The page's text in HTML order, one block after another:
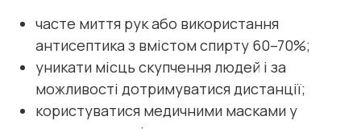
часте миття рук або використання
антисептика з вмістом спирту 60–70%;
уникати місць скупчення людей і за
можливості дотримуватися дистанції;
користуватися медичними масками у